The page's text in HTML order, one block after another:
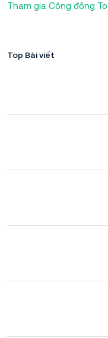
Tham gia Cộng đồng
Top Bài viết